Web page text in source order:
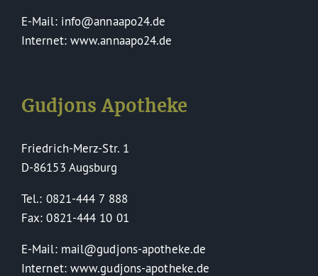
E-Mail: info@annaapo24.de
Internet: www.annaapo24.de
Gudjons Apotheke
Friedrich-Merz-Str. 1
D-86153 Augsburg
Tel.: 0821-444 7 888
Fax: 0821-444 10 01
E-Mail: mail@gudjons-apotheke.de
Internet: www.gudjons-apotheke.de